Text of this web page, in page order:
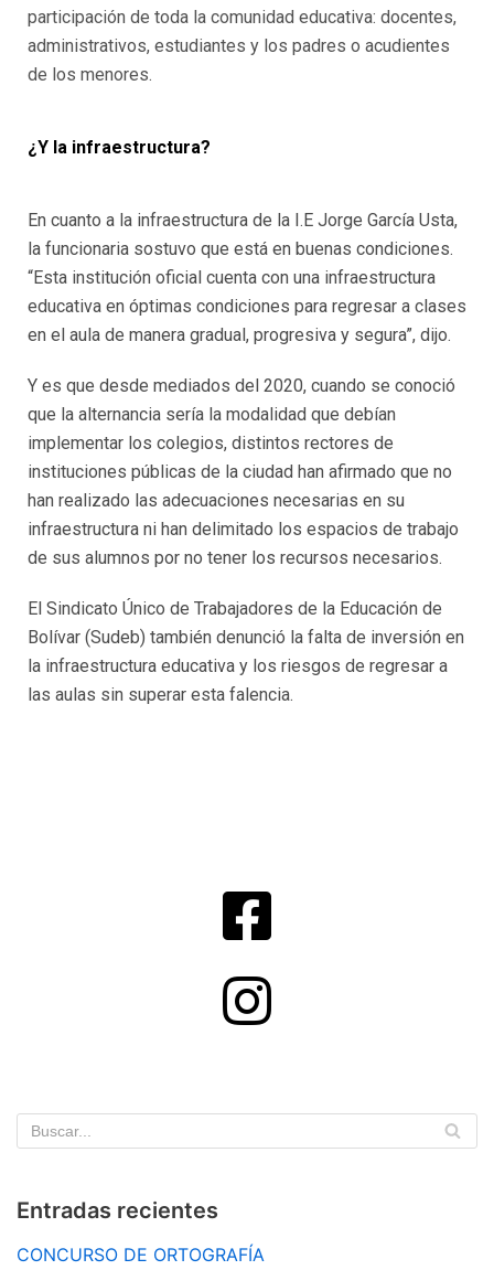
participación de toda la comunidad educativa: docentes,
administrativos, estudiantes y los padres o acudientes
de los menores.
¿Y la infraestructura?
En cuanto a la infraestructura de la I.E Jorge García Usta,
la funcionaria sostuvo que está en buenas condiciones.
“Esta institución oficial cuenta con una infraestructura
educativa en óptimas condiciones para regresar a clases
en el aula de manera gradual, progresiva y segura”, dijo.
Y es que desde mediados del 2020, cuando se conoció
que la alternancia sería la modalidad que debían
implementar los colegios, distintos rectores de
instituciones públicas de la ciudad han afirmado que no
han realizado las adecuaciones necesarias en su
infraestructura ni han delimitado los espacios de trabajo
de sus alumnos por no tener los recursos necesarios.
El Sindicato Único de Trabajadores de la Educación de
Bolívar (Sudeb) también denunció la falta de inversión en
la infraestructura educativa y los riesgos de regresar a
las aulas sin superar esta falencia.
Entradas recientes
CONCURSO DE ORTOGRAFÍA